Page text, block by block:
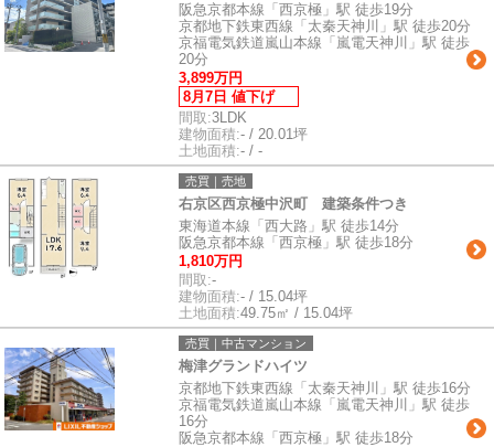
阪急京都本線「西京極」駅 徒歩19分
京都地下鉄東西線「太秦天神川」駅 徒歩20分
京福電気鉄道嵐山本線「嵐電天神川」駅 徒歩
20分
3,899万円
8月7日 値下げ
間取:3LDK
建物面積:- / 20.01坪
土地面積:- / -
売買｜売地
右京区西京極中沢町 建築条件つき
東海道本線「西大路」駅 徒歩14分
阪急京都本線「西京極」駅 徒歩18分
1,810万円
間取:-
建物面積:- / 15.04坪
土地面積:49.75㎡ / 15.04坪
売買｜中古マンション
梅津グランドハイツ
京都地下鉄東西線「太秦天神川」駅 徒歩16分
京福電気鉄道嵐山本線「嵐電天神川」駅 徒歩
16分
阪急京都本線「西京極」駅 徒歩18分